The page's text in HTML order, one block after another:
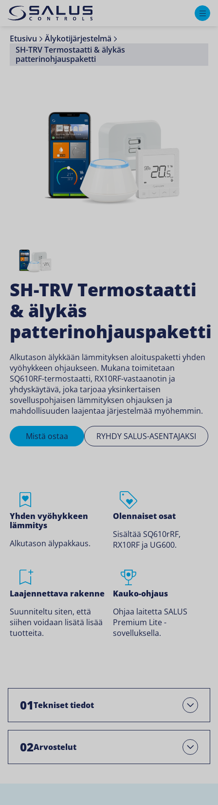
Etusivu
Älykotijärjestelmä
SH-TRV Termostaatti & älykäs
patterinohjauspaketti
SH-TRV Termostaatti
& älykäs
patterinohjauspaketti
Alkutason älykkään lämmityksen aloituspaketti yhden
vyöhykkeen ohjaukseen. Mukana toimitetaan
SQ610RF-termostaatti, RX10RF-vastaanotin ja
yhdyskäytävä, joka tarjoaa yksinkertaisen
sovelluspohjaisen lämmityksen ohjauksen ja
mahdollisuuden laajentaa järjestelmää myöhemmin.
Mistä ostaa RYHDY SALUS-ASENTAJAKSI
Yhden vyöhykkeen
lämmitys
Alkutason älypakkaus.
Olennaiset osat
Sisältää SQ610rRF,
RX10RF ja UG600.
Laajennettava rakenne
Suunniteltu siten, että
siihen voidaan lisätä lisää
tuotteita.
Kauko-ohjaus
Ohjaa laitetta SALUS
Premium Lite -
sovelluksella.
01Tekniset tiedot Avaa
02Arvostelut Open